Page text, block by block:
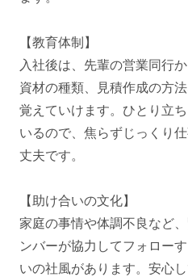
【教育体制】
入社後は、先輩の営業同行
資材の種類、見積作成の方
覚えていけます。ひとり立
いるので、焦らずじっくり
丈夫です。
【助け合いの文化】
家庭の事情や体調不良など
ンバーが協力してフォロー
いの社風があります。安心